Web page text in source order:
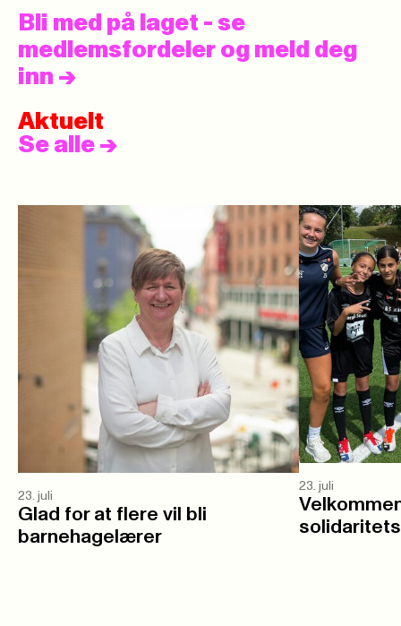
Bli med på laget - se
medlemsfordeler og meld deg
inn ->
Aktuelt
Se alle ->
23. juli
Glad for at flere vil bli
barnehagelærer
23. juli